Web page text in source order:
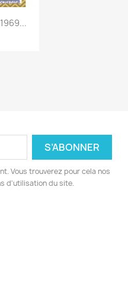
Vous trouverez pour cela nos
d'utilisation du site.